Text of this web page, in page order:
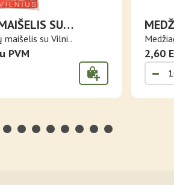
SU
maišelis su Vilni..
PVM 2,60